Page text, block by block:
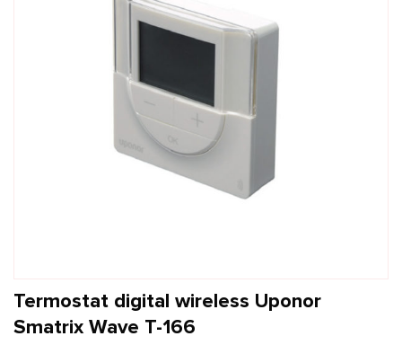
Termostat digital wireless Uponor
Smatrix Wave T-166